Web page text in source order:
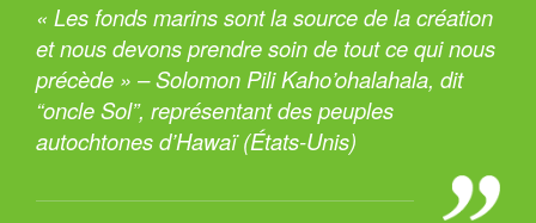
« Les fonds marins sont la source de la création
et nous devons prendre soin de tout ce qui nous
précède » – Solomon Pili Kaho’ohalahala, dit
“oncle Sol”, représentant des peuples
autochtones d’Hawaï (États-Unis)